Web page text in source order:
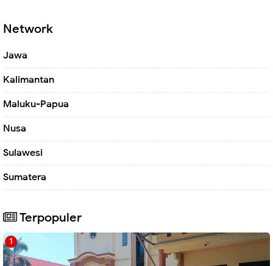
Network
Jawa
Kalimantan
Maluku-Papua
Nusa
Sulawesi
Sumatera
Terpopuler